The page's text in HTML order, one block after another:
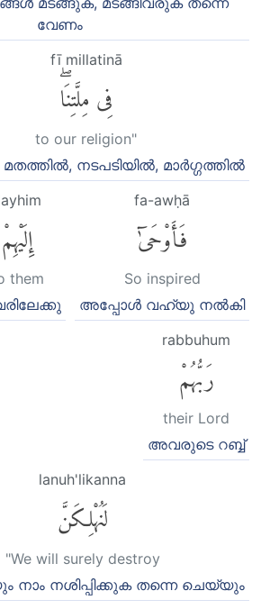
വേണം
fī millatinā
فِى مِلَّتِنَاۖ
to our religion"
നടപടിയില്‍, മാര്‍ഗ്ഗത്തില്‍
fa-awḥā
فَأَوْحَىٰٓ
So inspired
അപ്പോള്‍ വഹ്യു നല്‍കി
إِلَيْهِمْ
them
rabbuhum
رَبُّهُمْ
their Lord
അവരുടെ റബ്ബ്
lanuh'likanna
لَنُهْلِكَنَّ
"We will surely destroy
നാം നശിപ്പിക്കുക തന്നെ ചെയ്യും